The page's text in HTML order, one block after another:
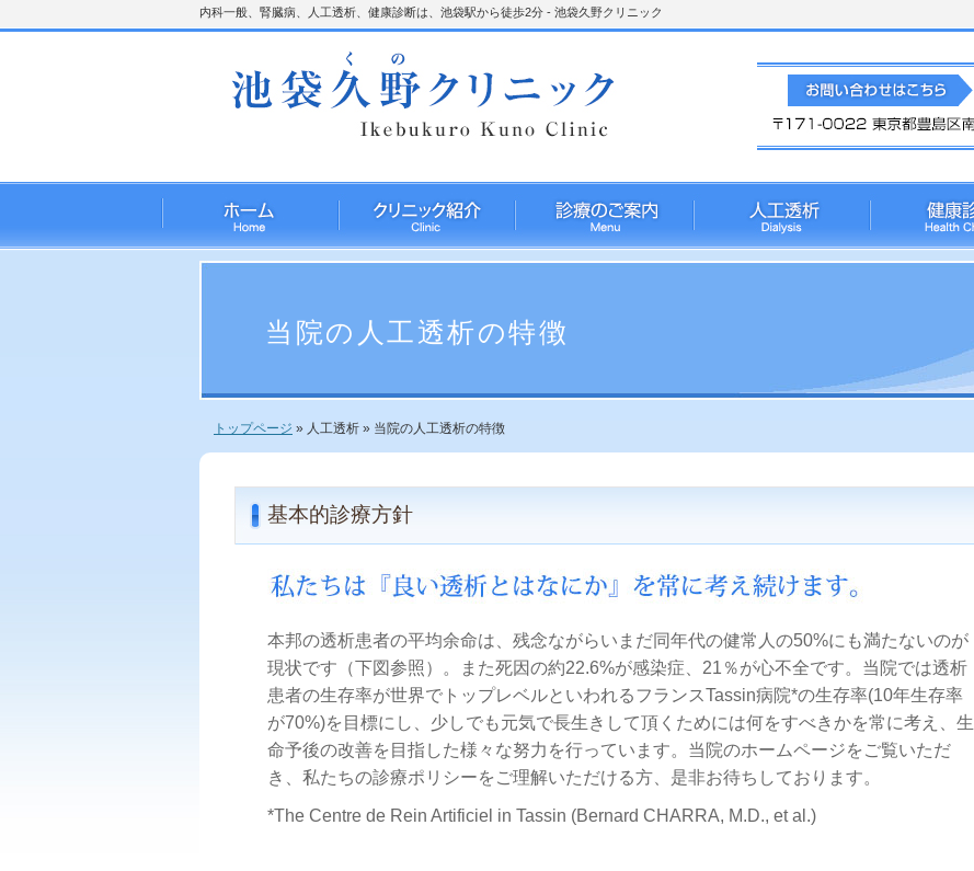
内科一般、腎臓病、人工透析、健康診断は、池袋駅から徒歩2分 - 池袋久野クリニック
当院の人工透析の特徴
トップページ » 人工透析 » 当院の人工透析の特徴
基本的診療方針
本邦の透析患者の平均余命は、残念ながらいまだ同年代の健常人の50%にも満たないのが
現状です（下図参照）。また死因の約22.6%が感染症、21％が心不全です。当院では透析
患者の生存率が世界でトップレベルといわれるフランスTassin病院*の生存率(10年生存率
が70%)を目標にし、少しでも元気で長生きして頂くためには何をすべきかを常に考え、生
命予後の改善を目指した様々な努力を行っています。当院のホームページをご覧いただ
き、私たちの診療ポリシーをご理解いただける方、是非お待ちしております。
*The Centre de Rein Artificiel in Tassin (Bernard CHARRA, M.D., et al.)